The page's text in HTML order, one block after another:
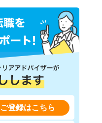
ご登録はこちら